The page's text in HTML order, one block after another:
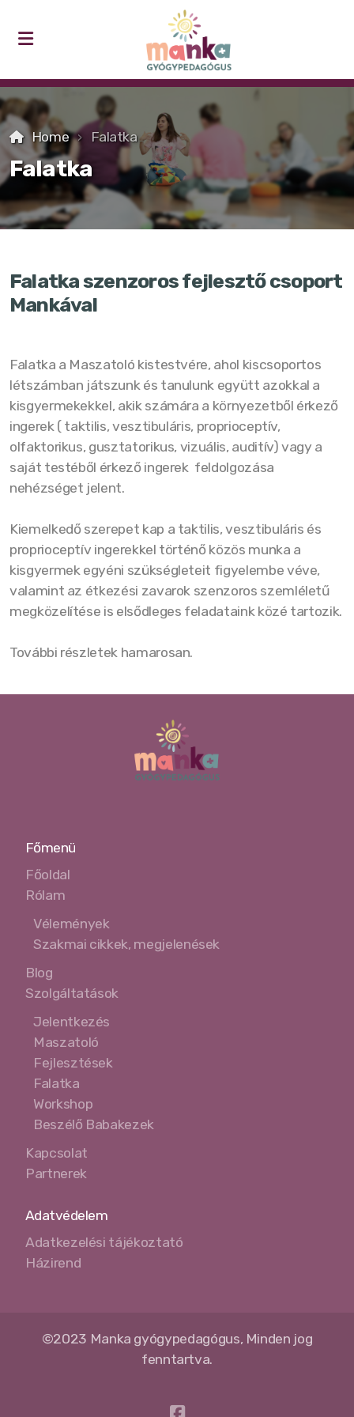
Home Falatka
Falatka
Falatka szenzoros fejlesztő csoport
Mankával
Falatka a Maszatoló kistestvére, ahol kiscsoportos
létszámban játszunk és tanulunk együtt azokkal a
kisgyermekekkel, akik számára a környezetből érkező
ingerek ( taktilis, vesztibuláris, proprioceptív,
olfaktorikus, gusztatorikus, vizuális, auditív) vagy a
saját testéből érkező ingerek feldolgozása
nehézséget jelent.
Kiemelkedő szerepet kap a taktilis, vesztibuláris és
proprioceptív ingerekkel történő közös munka a
kisgyermek egyéni szükségleteit figyelembe véve,
valamint az étkezési zavarok szenzoros szemléletű
megközelítése is elsődleges feladataink közé tartozik.
További részletek hamarosan.
Főmenü
Főoldal
Rólam
Vélemények
Szakmai cikkek, megjelenések
Blog
Szolgáltatások
Jelentkezés
Maszatoló
Fejlesztések
Falatka
Workshop
Beszélő Babakezek
Kapcsolat
Partnerek
Adatvédelem
Adatkezelési tájékoztató
Házirend
©2023 Manka gyógypedagógus, Minden jog
fenntartva.
Vélemények
Szakmai cikkek, megjelenések
Jelentkezés
Fejlesztések
Falatka
Workshop
Beszélő Babakezek